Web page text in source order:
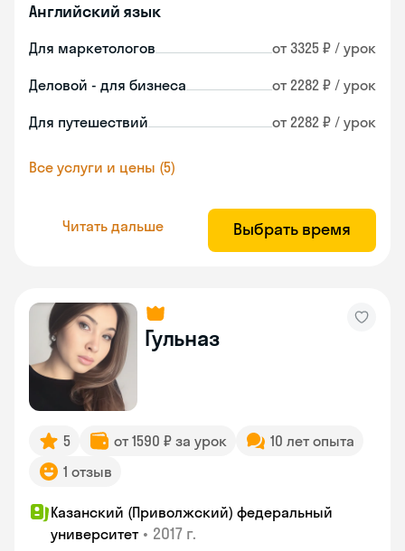
Английский язык
Для маркетологов от 3325 ₽ / урок
Деловой - для бизнеса от 2282 ₽ / урок
Для путешествий от 2282 ₽ / урок
Все услуги и цены (5)
Читать дальше Выбрать время
Гульназ
5 от 1590 ₽ за урок
10 лет опыта
1 отзыв
Казанский (Приволжский) федеральный
университет • 2017 г.